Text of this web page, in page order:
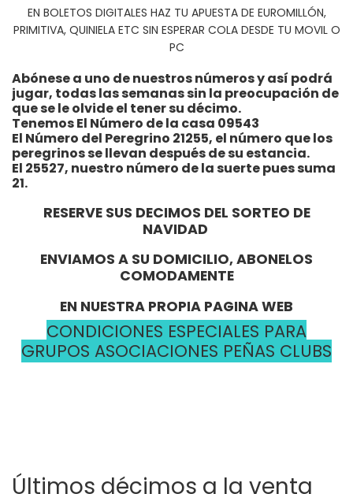
EN BOLETOS DIGITALES HAZ TU APUESTA DE EUROMILLÓN,
PRIMITIVA, QUINIELA ETC SIN ESPERAR COLA DESDE TU MOVIL O
PC
Abónese a uno de nuestros números y así podrá
jugar, todas las semanas sin la preocupación de
que se le olvide el tener su décimo.
Tenemos El Número de la casa 09543
El Número del Peregrino 21255, el número que los
peregrinos se llevan después de su estancia.
El 25527, nuestro número de la suerte pues suma
21.
RESERVE SUS DECIMOS DEL SORTEO DE
NAVIDAD
ENVIAMOS A SU DOMICILIO, ABONELOS
COMODAMENTE
EN NUESTRA PROPIA PAGINA WEB
CONDICIONES ESPECIALES PARA
GRUPOS ASOCIACIONES PEÑAS CLUBS
Últimos décimos a la venta